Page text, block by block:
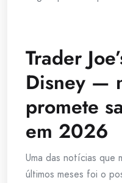
Trader
Disney —
promete
em 2026
Uma das notícias que
últimos meses foi o